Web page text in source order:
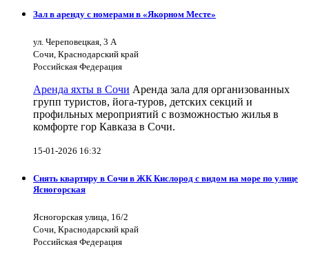
Зал в аренду с номерами в «Якорном Месте»
ул. Череповецкая, 3 А
Сочи, Краснодарский край
Российская Федерация
Аренда яхты в Сочи Аренда зала для организованных
групп туристов, йога-туров, детских секций и
профильных мероприятий с возможностью жилья в
комфорте гор Кавказа в Сочи.
15-01-2026 16:32
Снять квартиру в Сочи в ЖК Кислород с видом на море по улице
Ясногорская
Ясногорская улица, 16/2
Сочи, Краснодарский край
Российская Федерация